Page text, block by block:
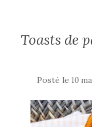
Toasts de
Posté le 10